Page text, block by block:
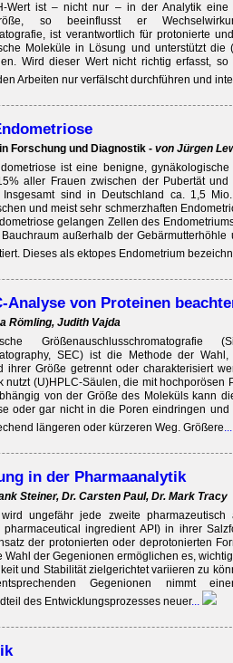
Wert ist – nicht nur – in der Analytik eine
so beeinflusst er
ist verantwortlich für ­protonierte
Moleküle in Lösung und unterstützt die
Wird dieser Wert nicht richtig erfasst,
Arbeiten nur verfälscht durchführen und
Forschung und Diagnostik - von Jürgen
ist eine benigne,
aller Frauen zwischen der Pubertät und
Insgesamt sind in Deutschland ca. 1,5
und meist sehr schmerzhaften
gelangen Zellen des
außerhalb der Gebärmutterhöhle
Dieses als ektopes Endometrium
Analyse von Proteinen
Römling, Judith Vajda
Größenauschlusschromatografie
SEC) ist die Methode der
ihrer Größe getrennt oder charakterisiert
nutzt (U)HPLC-Säulen, die mit hochporösen
von der Größe des Moleküls kann
oder gar nicht in die Poren eindringen und
längeren oder kürzeren Weg. Größere
in der Pharmaanalytik
Steiner, Dr. Carsten Paul, Dr. Mark Tracy
wird ungefähr jede zweite pharmazeutisch
pharmaceutical ingredient API) in ihrer
der protonierten oder depro­tonierten
Wahl der Gegenionen ermöglichen es,
und Stabilität zielgerichtet variieren zu
Gegenionen nimmt
des Entwicklungsprozesses neuer...